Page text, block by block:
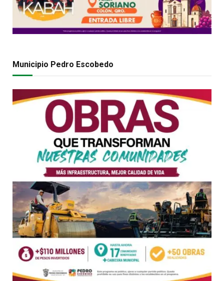
Municipio Pedro Escobedo